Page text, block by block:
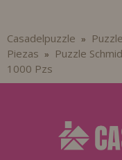
Casadelpuzzle »
Piezas »
Puzzle
1000 Pzs